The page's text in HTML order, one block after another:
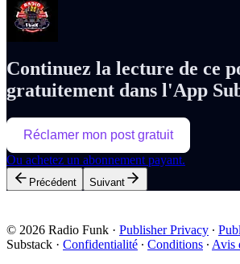
Continuez la lecture de ce
gratuitement dans l'App
Réclamer mon post gratuit
Ou achetez un abonnement payant.
Précédent Suivant
© 2026 Radio Funk · Publisher Privacy ∙
Substack · Confidentialité ∙ Conditions ∙ Avis